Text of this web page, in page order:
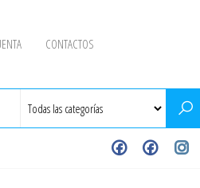
CONTACTOS